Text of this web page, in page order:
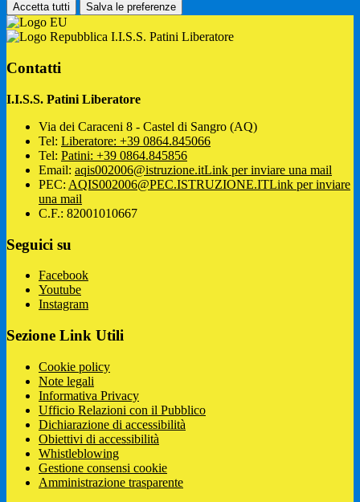
Accetta tutti Salva le preferenze
I.I.S.S. Patini Liberatore
Contatti
I.I.S.S. Patini Liberatore
Via dei Caraceni 8 - Castel di Sangro (AQ)
Tel: Liberatore: +39 0864.845066
Tel: Patini: +39 0864.845856
Email: aqis002006@istruzione.itLink per inviare una mail
PEC: AQIS002006@PEC.ISTRUZIONE.ITLink per inviare
una mail
C.F.: 82001010667
Seguici su
Facebook
Youtube
Instagram
Sezione Link Utili
Cookie policy
Note legali
Informativa Privacy
Ufficio Relazioni con il Pubblico
Dichiarazione di accessibilità
Obiettivi di accessibilità
Whistleblowing
Gestione consensi cookie
Amministrazione trasparente